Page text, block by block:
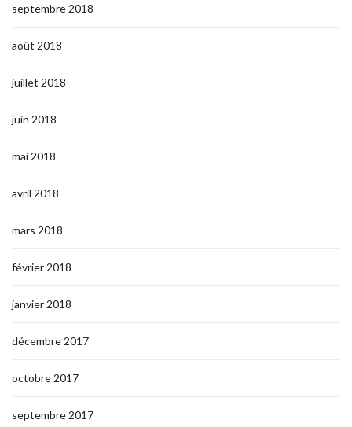
septembre 2018
août 2018
juillet 2018
juin 2018
mai 2018
avril 2018
mars 2018
février 2018
janvier 2018
décembre 2017
octobre 2017
septembre 2017